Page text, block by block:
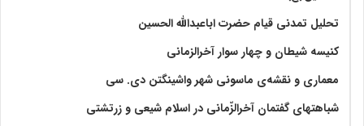
تحلیل تمدنی قیام حضرت اباعبدالله الحسین
کنیسه شیطان و چهار سوار آخرالزمانی
معماری و نقشه‌ی ماسونی شهر واشينگتن دی. سی
شباهتهای گفتمان آخر‌الزّمانی در اسلام شیعی و زرتشتی